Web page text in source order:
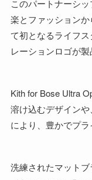
このパートナーシ
楽とファッション
て初となるライフ
レーションロゴが
Kith for Bose Ultra
溶け込むデザイン
により、豊かでプラ
洗練されたマット